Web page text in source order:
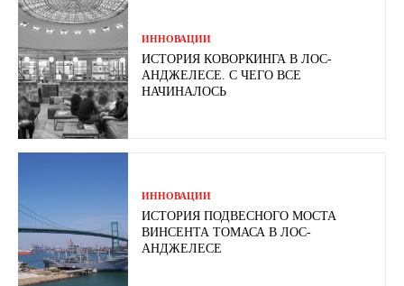
ИННОВАЦИИ
ИСТОРИЯ КОВОРКИНГА В ЛОС-
АНДЖЕЛЕСЕ. С ЧЕГО ВСЕ
НАЧИНАЛОСЬ
ИННОВАЦИИ
ИСТОРИЯ ПОДВЕСНОГО МОСТА
ВИНСЕНТА ТОМАСА В ЛОС-
АНДЖЕЛЕСЕ